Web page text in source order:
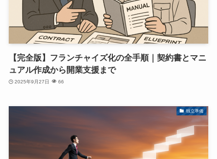
【完全版】フランチャイズ化の全手順｜契約書とマニ
ュアル作成から開業支援まで
2025年9月27日 66
独立準備